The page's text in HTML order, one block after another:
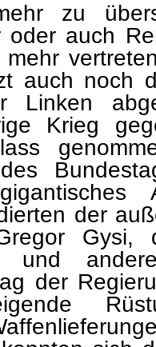
zu
oder auch
auch noch
Linken
Krieg
der
Gysi,
und
der